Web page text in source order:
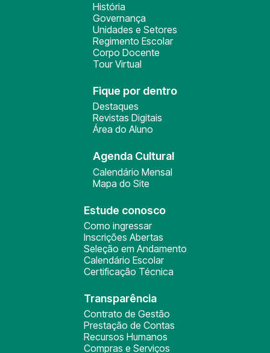
História
Governança
Unidades e Setores
Regimento Escolar
Corpo Docente
Tour Virtual
Fique por dentro
Destaques
Revistas Digitais
Área do Aluno
Agenda Cultural
Calendário Mensal
Mapa do Site
Estude conosco
Como ingressar
Inscrições Abertas
Seleção em Andamento
Calendário Escolar
Certificação Técnica
Transparência
Contrato de Gestão
Prestação de Contas
Recursos Humanos
Compras e Serviços